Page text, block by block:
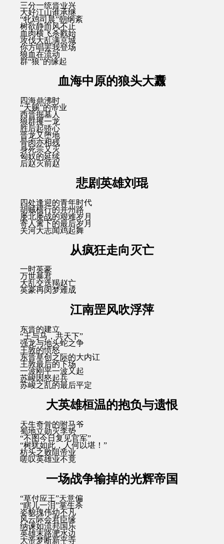
三分一统晋业兴
大好江山谁承继
“牝鸡司晨”朝纲紊
树欲静而风不止
血肉横飞杀戮始
攻伐大乱满京城
你方唱罢我登场
狼血在流动
群“狼”的缘起
血海中原的狼头大纛
四海鼎沸时
“天赐”的帝业
西晋掘墓人
狼群攫一龙
胜后起骄心
晋龙又堕地
骨肉亦相残
身死宗又灭
匈奴的延续
后赵灭前赵
悲剧英雄刘琨
四处逢迎的青年时代
胡贼横行的并州路
屡北屡战的艰难岁月
寄人篱下的最后岁月
关河大志闻鸡起舞
从疯狂走向灭亡
一时英豪
万世暴君
大乱交迭羯赵亡
英豪冉闵梦难成
江南罡风吹浮萍
东晋的建立
“王与马，共天下”
强龙与地头蛇之争
王敦的愤怒
东晋草创之际的大内讧
王敦最后的下场
一波刚平一波又起
苏峻因怒起兵
苏峻之乱的最后平定
大英雄桓温的抱负与遗恨
天生奇骨的驸马爷
蜀地立勋灭李势
“不图今日复见官军”
“树犹如此，人何以堪！”
枋头之败阻帝业
嗟叹英雄业不竟
一场战争输掉的光辉帝国
“草付应王”天意偏
“瞎儿一泪”掌生杀
姿貌瑰伟幼不凡
风云际会君臣缘
纳谏如流邦国乐
英雄末路淝水边
大帝梦断新平寺